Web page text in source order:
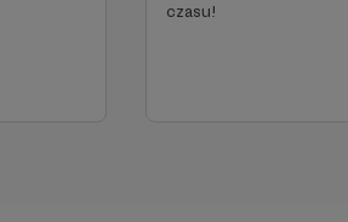
czasu!